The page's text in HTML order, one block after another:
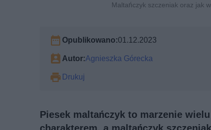
Maltańczyk szczeniak oraz jak
Opublikowano:01.12.2023
Autor:Agnieszka Górecka
Drukuj
Piesek maltańczyk to marzenie